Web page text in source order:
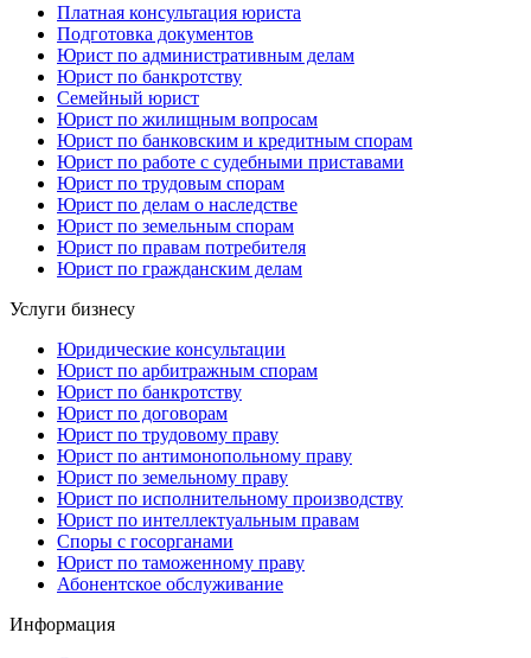
Платная консультация юриста
Подготовка документов
Юрист по административным делам
Юрист по банкротству
Семейный юрист
Юрист по жилищным вопросам
Юрист по банковским и кредитным спорам
Юрист по работе с судебными приставами
Юрист по трудовым спорам
Юрист по делам о наследстве
Юрист по земельным спорам
Юрист по правам потребителя
Юрист по гражданским делам
Услуги бизнесу
Юридические консультации
Юрист по арбитражным спорам
Юрист по банкротству
Юрист по договорам
Юрист по трудовому праву
Юрист по антимонопольному праву
Юрист по земельному праву
Юрист по исполнительному производству
Юрист по интеллектуальным правам
Споры с госорганами
Юрист по таможенному праву
Абонентское обслуживание
Информация